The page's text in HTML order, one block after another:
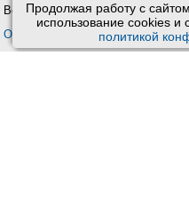
Продолжая работу с
использование сookies и
политикой
Версия: 4.9
Обновления